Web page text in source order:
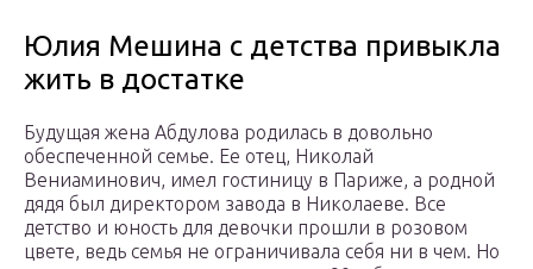
Юлия Мешина с детства привыкла
жить в достатке
Будущая жена Абдулова родилась в довольно
обеспеченной семье. Ее отец, Николай
Вениаминович, имел гостиницу в Париже, а родной
дядя был директором завода в Николаеве. Все
детство и юность для девочки прошли в розовом
цвете, ведь семья не ограничивала себя ни в чем. Но